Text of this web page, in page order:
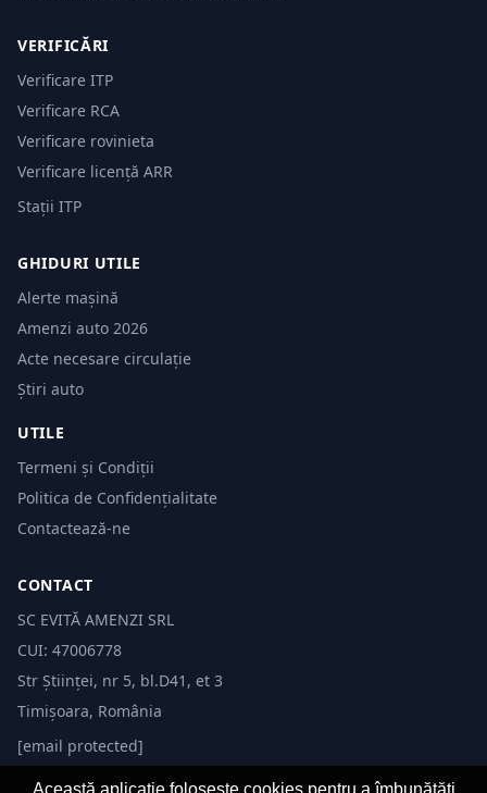
VERIFICĂRI
Verificare ITP
Verificare RCA
Verificare rovinieta
Verificare licență ARR
Stații ITP
GHIDURI UTILE
Alerte mașină
Amenzi auto 2026
Acte necesare circulație
Știri auto
UTILE
Termeni și Condiții
Politica de Confidențialitate
Contactează-ne
CONTACT
SC EVITĂ AMENZI SRL
CUI: 47006778
Str Științei, nr 5, bl.D41, et 3
Timișoara, România
[email protected]
Această aplicație folosește cookies pentru a îmbunătăți